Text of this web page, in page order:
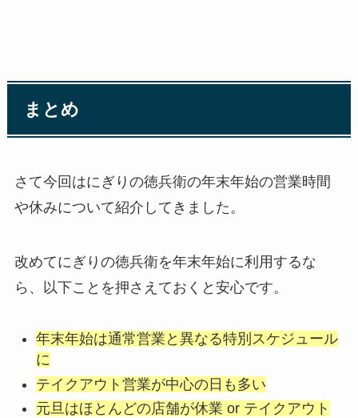
まとめ
さて今回はにぎりの徳兵衛の年末年始の営業時間
や休みについて紹介してきました。
改めてにぎりの徳兵衛を年末年始に利用するな
ら、以下ことを押さえておくと安心です。
年末年始は通常営業と異なる特別スケジュール
に
テイクアウト営業が中心の日も多い
元旦はほとんどの店舗が休業 or テイクアウト